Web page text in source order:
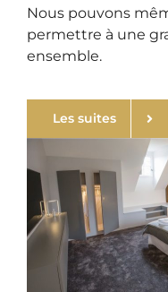
Nous pouvons
permettre à une
ensemble.
Les suites